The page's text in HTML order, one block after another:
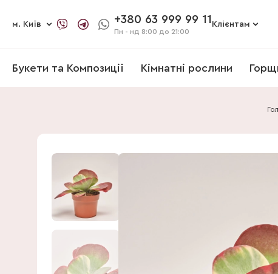
м. Київ +380 63 999 99 11
Пн - нд 8:00 до 21:00
Клієнтам
Букети та Композиції Кімнатні рослини